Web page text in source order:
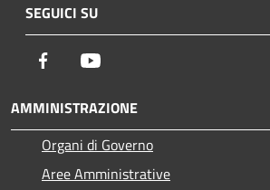
SEGUICI SU
Facebook
AMMINISTRAZIONE
Organi di Governo
Aree Amministrative